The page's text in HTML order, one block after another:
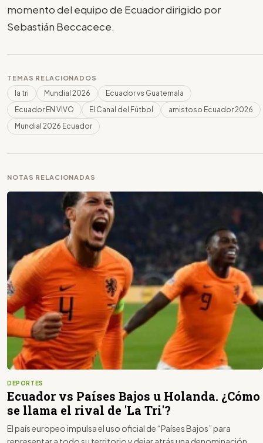
momento del equipo de Ecuador dirigido por
Sebastián Beccacece.
TEMAS RELACIONADOS
la tri Mundial 2026
Ecuador vs Guatemala
Ecuador EN VIVO
El Canal del Fútbol
amistoso Ecuador 2026
Mundial 2026 Ecuador
NOTAS RELACIONADAS
DEPORTES
Ecuador vs Países Bajos u Holanda. ¿Cómo
se llama el rival de 'La Tri'?
El país europeo impulsa el uso oficial de “Países Bajos” para